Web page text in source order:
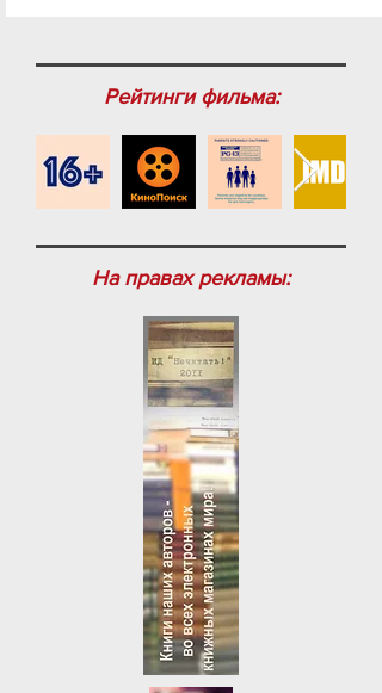
Рейтинги фильма:
На правах рекламы: